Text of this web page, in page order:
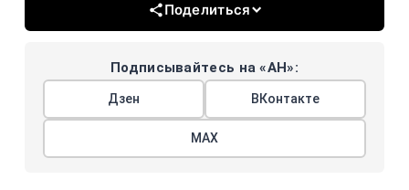
Поделиться
Подписывайтесь на «АН»:
Дзен ВКонтакте
МАХ